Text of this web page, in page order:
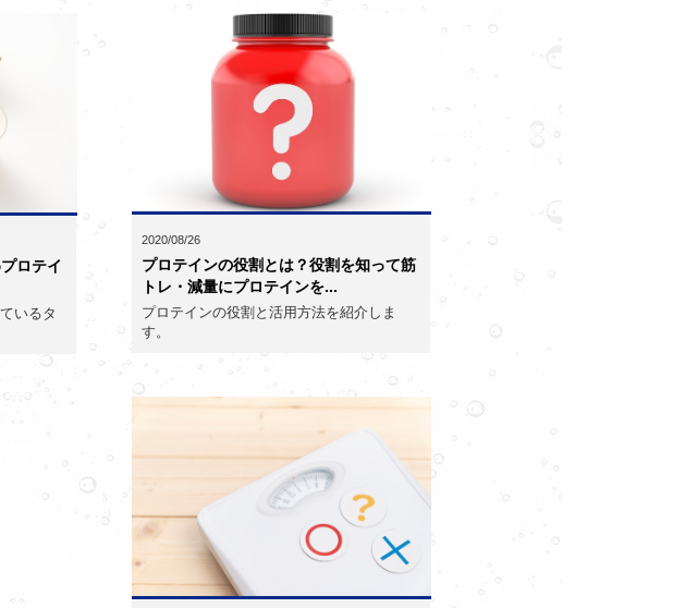
ロテイ
いるタ
2020/08/26
プロテインの役割とは？役割を知って筋
トレ・減量にプロテインを...
プロテインの役割と活用方法を紹介しま
す。